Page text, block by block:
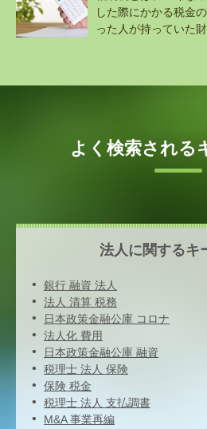
した際にかかる税金
った人が持っていた
よく検索される
法人に関するキ
銀行 融資 法人
法人 清算 税務
日本政策金融公庫 コロナ
法人化 費用
日本政策金融公庫 融資
税理士 法人 保険
保険 税金
税理士 法人 支払調書
M&A 事業再編